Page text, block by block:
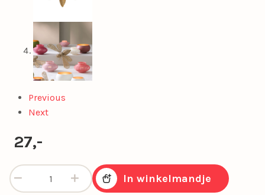
Previous
Next
27,-
Gouden Cicada decoratie Insect maat L aantal
In winkelmandje